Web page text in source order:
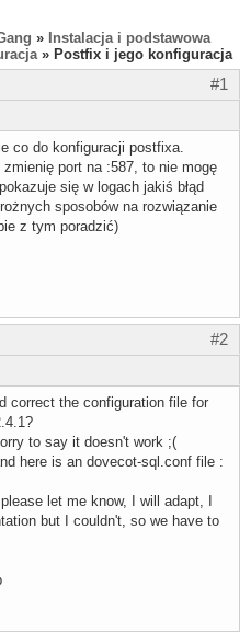
» Instalacja i podstawowa
» Postfix i jego konfiguracja
#1
co do konfiguracji postfixa.
port na :587, to nie mogę
się w logach jakiś błąd
sposobów na rozwiązanie
z tym poradzić)
#2
correct the configuration file for
to say it doesn't work ;(
here is an dovecot-sql.conf file :
let me know, I will adapt, I
but I couldn't, so we have to